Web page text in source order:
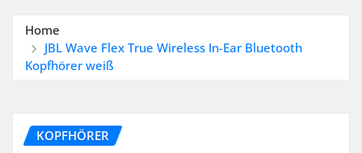
Home
JBL Wave Flex True Wireless In-Ear Bluetooth
Kopfhörer weiß
KOPFHÖRER